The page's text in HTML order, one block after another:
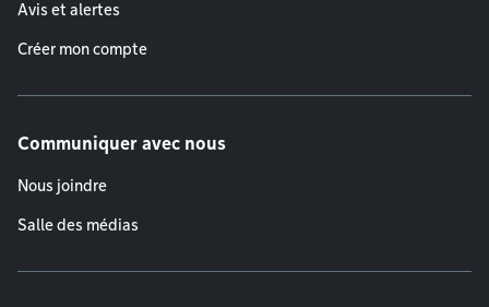
Avis et alertes
Créer mon compte
Communiquer avec nous
Nous joindre
Salle des médias